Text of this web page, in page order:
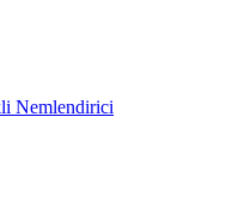
Nemlendirici